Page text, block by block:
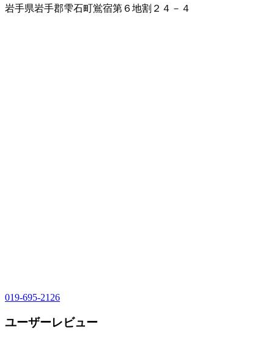
岩手県岩手郡雫石町鴬宿第６地割２４－４
019-695-2126
ユーザーレビュー